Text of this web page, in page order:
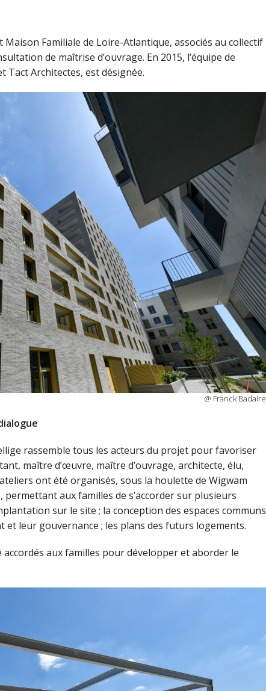
Maison Familiale de Loire-Atlantique, associés au collectif
de maîtrise d’ouvrage. En 2015, l’équipe de
Tact Architectes, est désignée.
@ Franck Badaire
rassemble tous les acteurs du projet pour favoriser
maître d’œuvre, maître d’ouvrage, architecte, élu,
ont été organisés, sous la houlette de Wigwam
permettant aux familles de s’accorder sur plusieurs
sur le site ; la conception des espaces communs
et leur gouvernance ; les plans des futurs logements.
aux familles pour développer et aborder le